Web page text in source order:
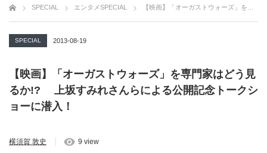
SPECIAL エンタメSPECIAL 【映画】「オーガストウォーズ」を専門家はどう見るか!? 上坂すみれさんらによる公開記念トークショーに潜入！
SPECIAL 2013-08-19
【映画】「オーガストウォーズ」を専門家はどう見
るか!? 上坂すみれさんらによる公開記念トークシ
ョーに潜入！
横須賀 敦史 9 view